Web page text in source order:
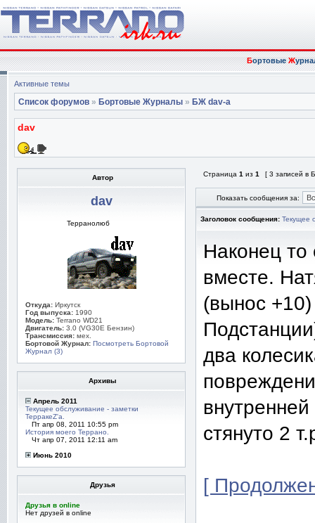
БортовыеЖ
Активные темы
Список форумов » Бортовые Журналы » БЖ dav-а
dav
Автор
dav
Терранолюб
Откуда: Иркутск
Год выпуска: 1990
Модель: Terrano WD21
Двигатель: 3.0 (VG30E Бензин)
Трансмиссия: мех.
Бортовой Журнал: Посмотреть Бортовой
Журнал (3)
Архивы
Апрель 2011
Текущее обслуживание - заметки
ТерракеZ'а.
Пт апр 08, 2011 10:55 pm
История моего Террано.
Чт апр 07, 2011 12:11 am
Июнь 2010
Друзья
Друзья в online
Нет друзей в online
Страница 1 из 1 [ 3 записей в
Показать сообщения за:
Заголовок сообщения: Текущее
Наконец то
вместе.
(вынос
два
стянуто 2
[